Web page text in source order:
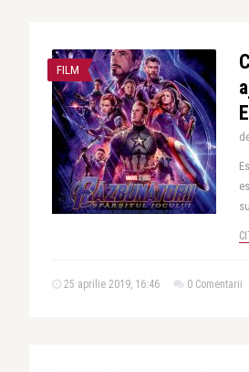
FILM
25 aprilie 2019, 16:46 0 Comentarii